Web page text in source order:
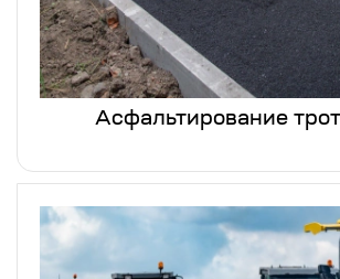
Асфальтирование